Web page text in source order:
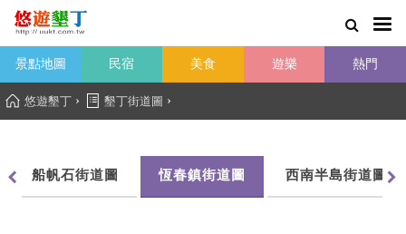
景點地圖 民宿 美食 遊樂 熱門
悠遊墾丁 › 墾丁街道圖 ›
船帆石街道圖 恆春鎮街道圖 西南半島街道圖